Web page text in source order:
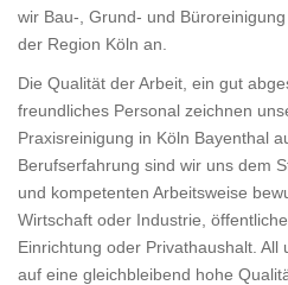
wir Bau-, Grund- und
der Region Köln an.
Die Qualität der Arbeit, ein gut
freundliches Personal zeichnen
Praxisreinigung in Köln Bayenthal
Berufserfahrung sind wir uns dem
und kompetenten Arbeitsweise
Wirtschaft oder Industrie,
Einrichtung oder Privathaushalt. All
auf eine gleichbleibend hohe